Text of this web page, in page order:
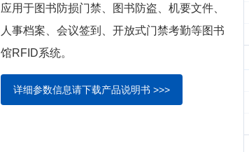
应用于图书防损门禁、图书防盗、机要文件、
人事档案、会议签到、开放式门禁考勤等图书
馆RFID系统。
详细参数信息请下载产品说明书 >>>